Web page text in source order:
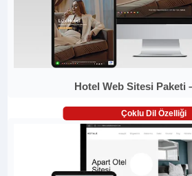
Hotel Web Sitesi Paketi
Çoklu Dil Özelliği